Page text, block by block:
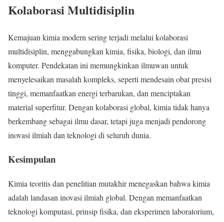
Kolaborasi Multidisiplin
Kemajuan kimia modern sering terjadi melalui kolaborasi
multidisiplin, menggabungkan kimia, fisika, biologi, dan ilmu
komputer. Pendekatan ini memungkinkan ilmuwan untuk
menyelesaikan masalah kompleks, seperti mendesain obat presisi
tinggi, memanfaatkan energi terbarukan, dan menciptakan
material superfitur. Dengan kolaborasi global, kimia tidak hanya
berkembang sebagai ilmu dasar, tetapi juga menjadi pendorong
inovasi ilmiah dan teknologi di seluruh dunia.
Kesimpulan
Kimia teoritis dan penelitian mutakhir menegaskan bahwa kimia
adalah landasan inovasi ilmiah global. Dengan memanfaatkan
teknologi komputasi, prinsip fisika, dan eksperimen laboratorium,